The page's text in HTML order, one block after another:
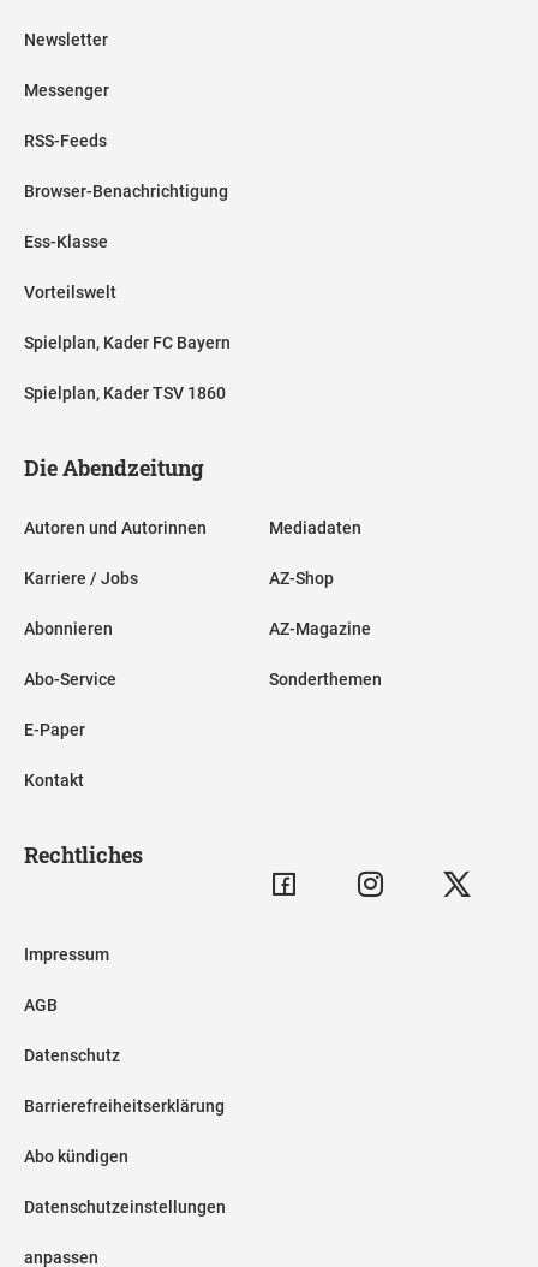
Newsletter
Messenger
RSS-Feeds
Browser-Benachrichtigung
Ess-Klasse
Vorteilswelt
Spielplan, Kader FC Bayern
Spielplan, Kader TSV 1860
Die Abendzeitung
Autoren und Autorinnen
Karriere / Jobs
Abonnieren
Abo-Service
E-Paper
Kontakt
Mediadaten
AZ-Shop
AZ-Magazine
Sonderthemen
Rechtliches
Impressum
AGB
Datenschutz
Barrierefreiheitserklärung
Abo kündigen
Datenschutzeinstellungen
anpassen